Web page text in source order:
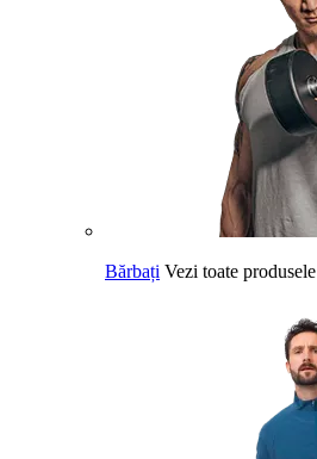
Bărbați Vezi toate produsele